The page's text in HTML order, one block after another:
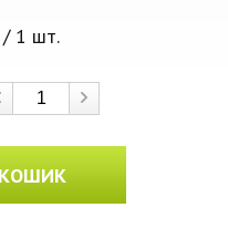
/ 1 шт.